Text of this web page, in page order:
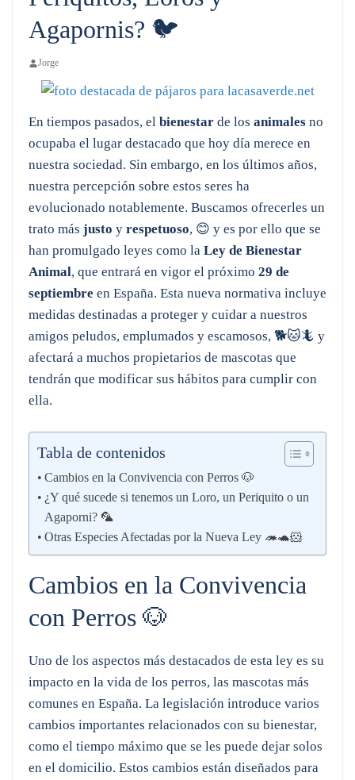
Agapornis? 🐦
Jorge
En tiempos pasados, el bienestar de los animales no
ocupaba el lugar destacado que hoy día merece en
nuestra sociedad. Sin embargo, en los últimos años,
nuestra percepción sobre estos seres ha
evolucionado notablemente. Buscamos ofrecerles un
trato más justo y respetuoso, 😊 y es por ello que se
han promulgado leyes como la Ley de Bienestar
Animal, que entrará en vigor el próximo 29 de
septiembre en España. Esta nueva normativa incluye
medidas destinadas a proteger y cuidar a nuestros
amigos peludos, emplumados y escamosos, 🐕🐱🦎 y
afectará a muchos propietarios de mascotas que
tendrán que modificar sus hábitos para cumplir con
ella.
Tabla de contenidos
Cambios en la Convivencia con Perros 🐶
¿Y qué sucede si tenemos un Loro, un Periquito o un
Agaporni? 🦜
Otras Especies Afectadas por la Nueva Ley 🦔🐢🐹
Cambios en la Convivencia
con Perros 🐶
Uno de los aspectos más destacados de esta ley es su
impacto en la vida de los perros, las mascotas más
comunes en España. La legislación introduce varios
cambios importantes relacionados con su bienestar,
como el tiempo máximo que se les puede dejar solos
en el domicilio. Estos cambios están diseñados para